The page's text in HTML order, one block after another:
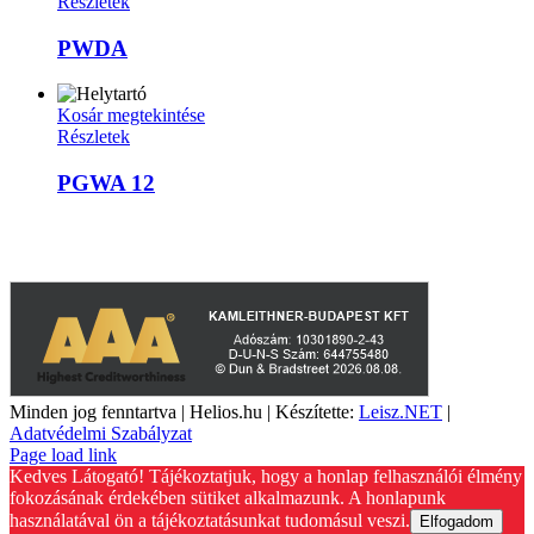
PWDA
Kosár megtekintése
Részletek
PGWA 12
Minden jog fenntartva | Helios.hu | Készítette: Leisz.NET |
Adatvédelmi Szabályzat
YouTube
Facebook
Page load link
Kedves Látogató! Tájékoztatjuk, hogy a honlap felhasználói élmény
fokozásának érdekében sütiket alkalmazunk. A honlapunk
használatával ön a tájékoztatásunkat tudomásul veszi.
Elfogadom